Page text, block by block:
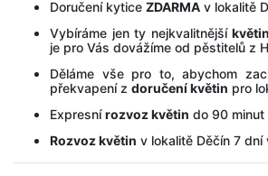
Doručení kytice ZDARMA v lokalitě
Vybíráme jen ty nejkvalitnější
je pro Vás dovážíme od pěstitelů z
Děláme vše pro to, abychom
překvapení z doručení květin pro
Expresnírozvoz květin do 90 minut
Rozvoz květin v lokalitě Děčín 7 dní